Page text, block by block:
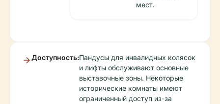
мест.
Доступность:Пандусы для инвалидных колясок
и лифты обслуживают основные
выставочные зоны. Некоторые
исторические комнаты имеют
ограниченный доступ из-за